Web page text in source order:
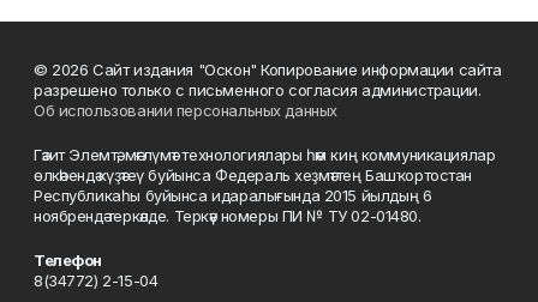
© 2026 Сайт издания "Оскон" Копирование информации сайта
разрешено только с письменного согласия администрации.
Об использовании персональных данных
Гәзит Элемтә, мәғлүмәт технологиялары һәм киң коммуникациялар
өлкәһендә күҙәтеү буйынса Федераль хеҙмәттең Башҡортостан
Республикаһы буйынса идаралығында 2015 йылдың 6
ноябрендә теркәлде. Теркәү номеры ПИ № ТУ 02-01480.
Телефон
8(34772) 2-15-04